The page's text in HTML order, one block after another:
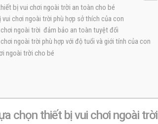
bị vui chơi ngoài trời an toàn cho bé
vui chơi ngoài trời phù hợp sở thích của con
chơi ngoài trời đảm bảo an toàn tuyệt đối
ngoài trời phù hợp với độ tuổi và giới tính của con
ngoài trời cho bé
chọn thiết bị vui chơi ngoài trời